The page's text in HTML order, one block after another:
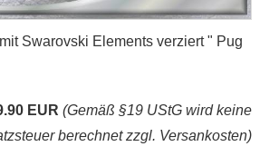
Swarovski Elements verziert " Pug
EUR (Gemäß §19 UStG wird keine
berechnet zzgl. Versankosten)